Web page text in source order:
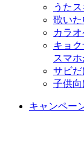
うた
歌いた
カラ
キョク
スマ
サビだ
子供向
キャンペー